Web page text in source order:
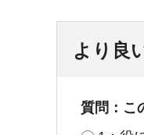
より良
質問：こ